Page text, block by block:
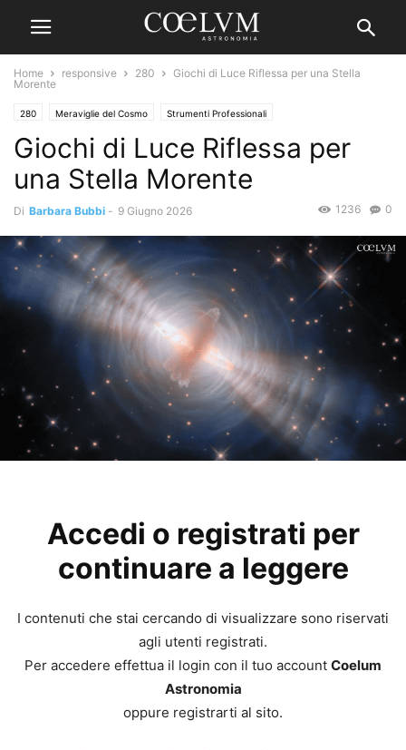
Home responsive 280
Giochi di Luce Riflessa per una Stella
Morente
280 Meraviglie del Cosmo Strumenti Professionali
Giochi di Luce Riflessa per
una Stella Morente
Di Barbara Bubbi - 9 Giugno 2026 0
1236
Accedi o registrati per
continuare a leggere
I contenuti che stai cercando di visualizzare sono riservati
agli utenti registrati.
Per accedere effettua il login con il tuo account Coelum
Astronomia
oppure registrarti al sito.